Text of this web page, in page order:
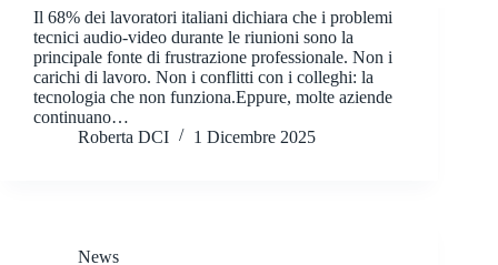
Il 68% dei lavoratori italiani dichiara che i problemi
tecnici audio-video durante le riunioni sono la
principale fonte di frustrazione professionale. Non i
carichi di lavoro. Non i conflitti con i colleghi: la
tecnologia che non funziona.Eppure, molte aziende
continuano…
Roberta DCI
1 Dicembre 2025
News